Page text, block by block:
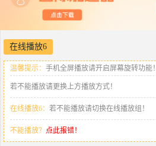
在线播放6
温馨提示： 手机全屏播放请开启屏幕旋转功能！
若不能播放请更换上方播放方式！
在线播放6： 若不能播放请切换在线播放组！
不能播放？ 点此报错！